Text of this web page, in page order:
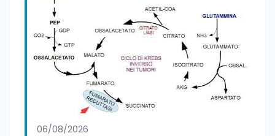
legano istruzione, occupazione e
sviluppo delle competenze. Alla
preparazione economica e professionale
affianca una grande passione per la
lettura e per il giornalismo, che ne
arricchiscono il profilo umano e
culturale. Spazia con disinvoltura tra
diverse tematiche, offrendo sempre il
proprio punto di vista con equilibrio,
sensibilità e spirito critico.
06/08/2026